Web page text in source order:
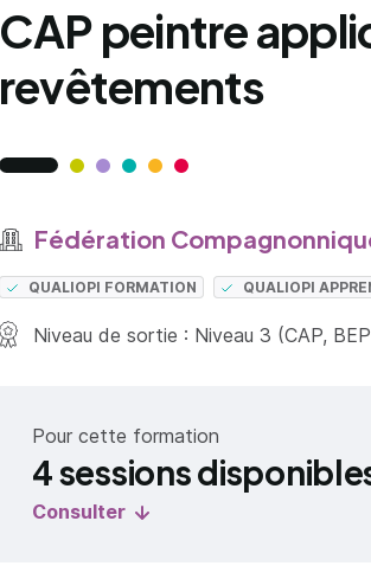
CAP peintre
revêtements
Fédération
QUALIOPI FORMATION QUALIOPI
Niveau de sortie : Niveau 3 (CAP,
Pour cette formation
4 sessions
Consulter